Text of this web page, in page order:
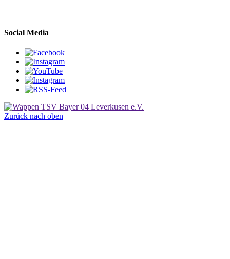
Social Media
Zurück nach oben